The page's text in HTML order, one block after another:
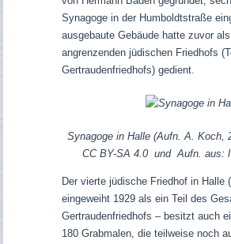
Synagoge in der Humboldtstraße
ausgebaute Gebäude hatte zuvor
angrenzenden jüdischen Friedhofs
Gertraudenfriedhofs) gedient.
Synagoge in Halle (Aufn. A. Koch,
CC BY-SA 4.0 und Aufn. aus:
Der vierte jüdische Friedhof in Halle
eingeweiht 1929 als ein Teil des
Gertraudenfriedhofs – besitzt auch
180 Grabmalen, die teilweise noch